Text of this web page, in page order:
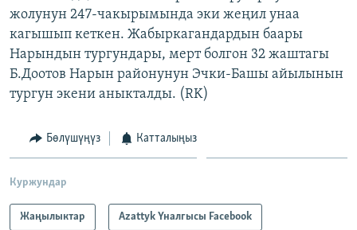
ЫҢГАЙСЫЗ СУРООЛОР
ЭЕ/АРнун бардык сайттары
жолунун 247-чакырымында эки жеңил унаа
кагышып кеткен. Жабыркагандардын баары
Нарындын тургундары, мерт болгон 32 жаштагы
Б.Доотов Нарын районунун Эчки-Башы айылынын
тургун экени аныкталды. (RK)
Бөлүшүңүз Катталыңыз
Куржундар
Жаңылыктар Azattyk Үналгысы Facebook